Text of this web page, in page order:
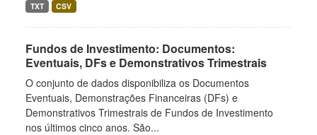
TXT CSV
Fundos de Investimento: Documentos:
Eventuais, DFs e Demonstrativos Trimestrais
O conjunto de dados disponibiliza os Documentos
Eventuais, Demonstrações Financeiras (DFs) e
Demonstrativos Trimestrais de Fundos de Investimento
nos últimos cinco anos. São...